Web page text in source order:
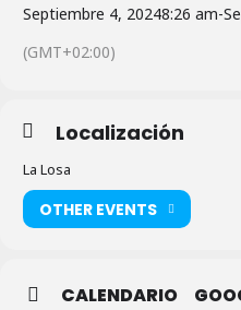
Septiembre 4, 20248:26 am-
(GMT+02:00)
Localización
La Losa
OTHER EVENTS
CALENDARIO